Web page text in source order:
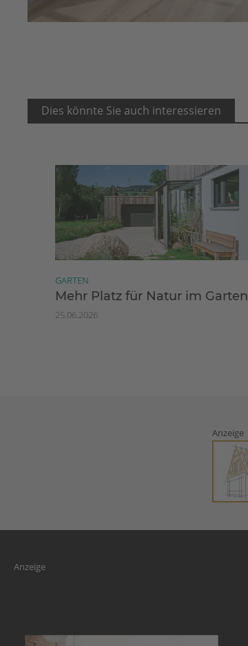
Dies könnte Sie auch interessieren
GARTEN
Mehr Platz für Natur im Garten
25.06.2026
Anzeige
Anzeige